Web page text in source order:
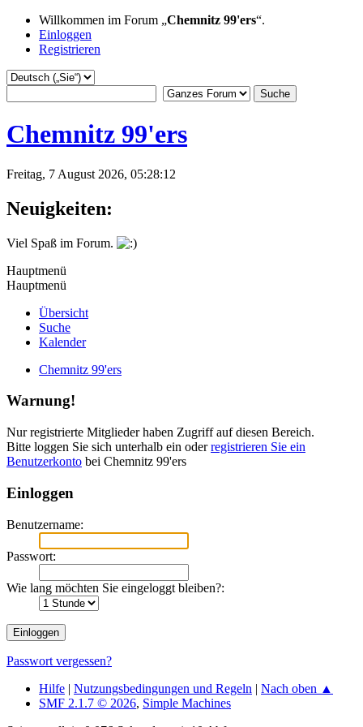
Willkommen im Forum „Chemnitz 99'ers“.
Einloggen
Registrieren
Chemnitz 99'ers
Freitag, 7 August 2026, 05:28:12
Neuigkeiten:
Viel Spaß im Forum.
Hauptmenü
Hauptmenü
Übersicht
Suche
Kalender
Chemnitz 99'ers
Warnung!
Nur registrierte Mitglieder haben Zugriff auf diesen Bereich.
Bitte loggen Sie sich unterhalb ein oderregistrieren Sie ein
Benutzerkonto bei Chemnitz 99'ers
Einloggen
Benutzername:
Passwort:
Wie lang möchten Sie eingeloggt bleiben?:
Passwort vergessen?
Hilfe | Nutzungsbedingungen und Regeln | Nach oben ▲
SMF 2.1.7 © 2026, Simple Machines